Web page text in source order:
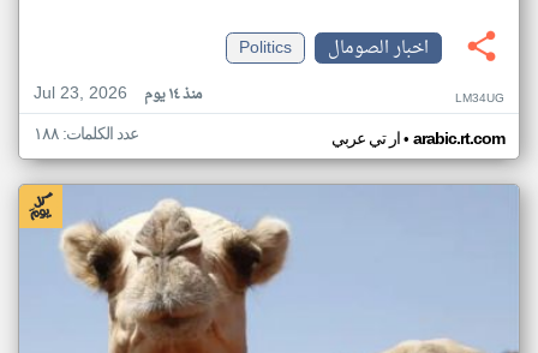
اخبار الصومال
Politics
Jul 23, 2026
منذ ١٤ يوم LM34UG
ار تي عربي• arabic.rt.com عدد الكلمات: ١٨٨